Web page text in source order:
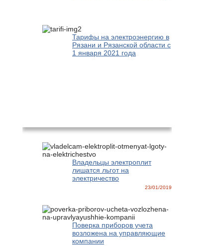
Тарифы на электроэнергию в
Рязани и Рязанской области с
1 января 2021 года
Владельцы электроплит
лишатся льгот на
электричество
23/01/2019
Поверка приборов учета
возложена на управляющие
компании